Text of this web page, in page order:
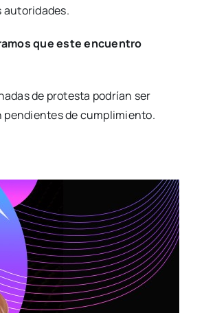
autoridades.
que este encuentro
de protesta podrían ser
pendientes de cumplimiento.